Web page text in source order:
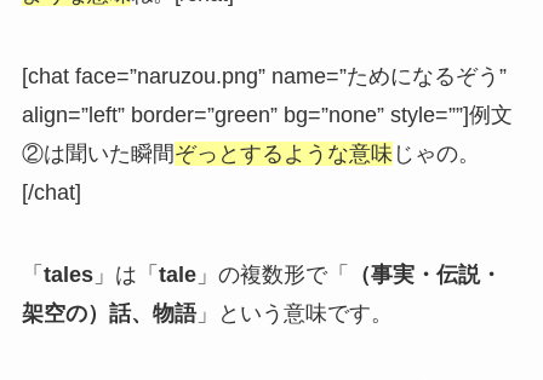
[chat face=”naruzou.png” name=”ためになるぞう”
align=”left” border=”green” bg=”none” style=””]例文
②は聞いた瞬間ぞっとするような意味 じゃの。
[/chat]
「 tales」は「 tale」の複数形で「
（事実・伝説・
架空の）話、物語」という意味です。